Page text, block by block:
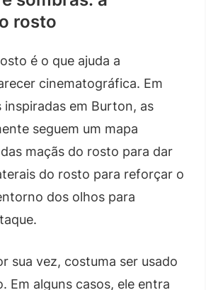
rosto
é o que ajuda a
cinematográfica. Em
em Burton, as
seguem um mapa
maçãs do rosto para dar
do rosto para reforçar o
dos olhos para
sua vez, costuma ser usado
Em alguns casos, ele entra